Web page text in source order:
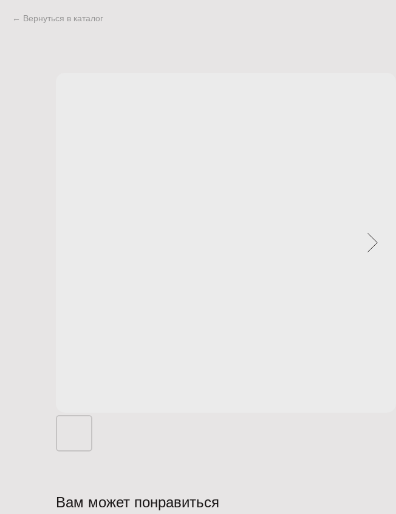
Вернуться в каталог
Вам может понравиться